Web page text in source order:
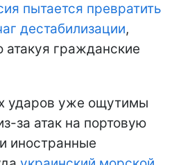
пытается превратить
дестабилизации,
атакуя гражданские
ударов уже ощутимы
за атак на портовую
иностранные